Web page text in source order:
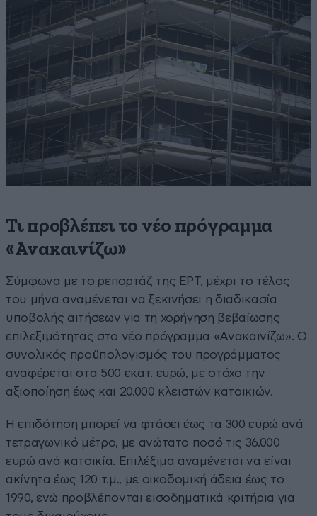
Τι προβλέπει το νέο πρόγραμμα
«Ανακαινίζω»
Σύμφωνα με το ρεπορτάζ της ΕΡΤ, μέχρι το τέλος
του μήνα αναμένεται να ξεκινήσει η διαδικασία
υποβολής αιτήσεων για τη χορήγηση βεβαίωσης
επιλεξιμότητας στο νέο πρόγραμμα «Ανακαινίζω». Ο
συνολικός προϋπολογισμός του προγράμματος
αναφέρεται στα 500 εκατ. ευρώ, με στόχο την
αξιοποίηση έως και 20.000 κλειστών κατοικιών.
Η επιδότηση μπορεί να φτάσει έως τα 300 ευρώ ανά
τετραγωνικό μέτρο, με ανώτατο ποσό τις 36.000
ευρώ ανά κατοικία. Επιλέξιμα αναμένεται να είναι
ακίνητα έως 120 τ.μ., με οικοδομική άδεια έως το
1990, ενώ προβλέπονται εισοδηματικά κριτήρια για